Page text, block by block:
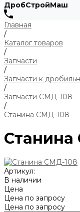
ДробСтройМаш
Главная
/
Каталог товаров
/
Запчасти
/
Запчасти к
/
Запчасти СМД-108
/
Станина СМД-108
Станина
Артикул:
В наличии
Цена
Цена по запросу
Цена по запросу